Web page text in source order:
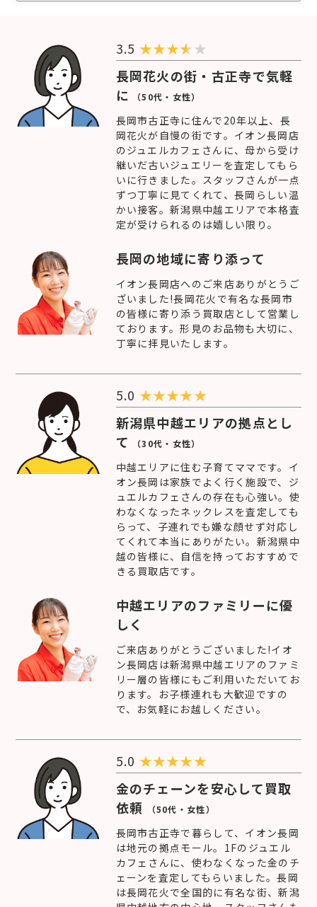
3.5 ★★★
★
長岡花火の街・古正寺で気軽
に
（50代・女性）
長岡市古正寺に住んで20年以上、長
岡花火が自慢の街です。イオン長岡店
のジュエルカフェさんに、母から受け
継いだ古いジュエリーを査定してもら
いに行きました。スタッフさんが一点
ずつ丁寧に見てくれて、長岡らしい温
かい接客。新潟県中越エリアで本格査
定が受けられるのは嬉しい限り。
長岡の地域に寄り添って
イオン長岡店へのご来店ありがとうご
ざいました!長岡花火で有名な長岡市
の皆様に寄り添う買取店として営業し
ております。形見のお品物も大切に、
丁寧に拝見いたします。
5.0 ★★★★★
新潟県中越エリアの拠点とし
て
（30代・女性）
中越エリアに住む子育てママです。イ
オン長岡は家族でよく行く施設で、ジ
ュエルカフェさんの存在も心強い。使
わなくなったネックレスを査定しても
らって、子連れでも嫌な顔せず対応し
てくれて本当にありがたい。新潟県中
越の皆様に、自信を持っておすすめで
きる買取店です。
中越エリアのファミリーに優
しく
ご来店ありがとうございました!イオ
ン長岡店は新潟県中越エリアのファミ
リー層の皆様にもご利用いただいてお
ります。お子様連れも大歓迎ですの
で、お気軽にお越しください。
5.0 ★★★★★
金のチェーンを安心して買取
依頼
（50代・女性）
長岡市古正寺で暮らして、イオン長岡
は地元の拠点モール。1Fのジュエル
カフェさんに、使わなくなった金のチ
ェーンを査定してもらいました。長岡
は長岡花火で全国的に有名な街、新潟